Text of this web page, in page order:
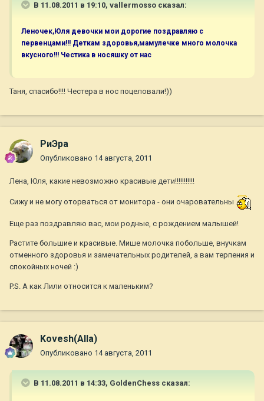
В 11.08.2011 в 19:10, vallermosso сказал:
Леночек,Юля девочки мои дорогие поздравляю с
первенцами!!! Деткам здоровья,мамулечке много молочка
вкусного!!! Честика в носяшку от нас
Таня, спасибо!!!! Честера в нос поцеловали!))
РиЭра
Опубликовано 14 августа, 2011
Лена, Юля, какие невозможно красивые дети!!!!!!!!!!!
Сижу и не могу оторваться от монитора - они очаровательны
Еще раз поздравляю вас, мои родные, с рождением малышей!
Растите большие и красивые. Мише молочка побольше, внучкам
отменного здоровья и замечательных родителей, а вам терпения и
спокойных ночей :)
P.S. А как Лили относится к маленьким?
Kovesh(Alla)
Опубликовано 14 августа, 2011
В 11.08.2011 в 14:33, GoldenChess сказал: